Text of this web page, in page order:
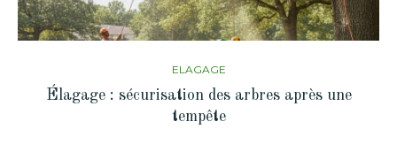
ELAGAGE
Élagage : sécurisation des arbres après une
tempête